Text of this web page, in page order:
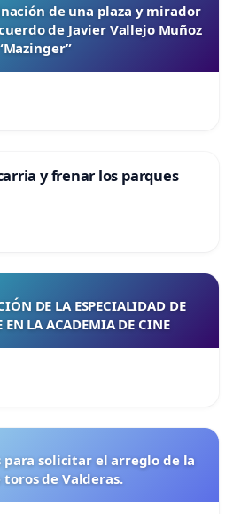
de una plaza y mirador
de Javier Vallejo Muñoz
y frenar los parques
DE LA ESPECIALIDAD DE
EN LA ACADEMIA DE CINE
para solicitar el arreglo de la
toros de Valderas.